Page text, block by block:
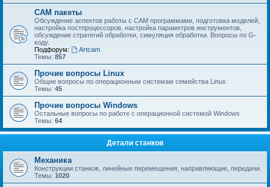
CAM пакеты
Обсуждение аспектов работы с CAМ программами, подготовка моделей,
настройка постпроцессоров, настройка параметров инструментов,
обсуждение стратегий обработки, симуляция обработки. Вопросы по G-
коду.
Подфорум:
Artcam
Темы: 857
Прочие вопросы Linux
Общие вопросы по операционным системам семейства Linux.
Темы: 45
Прочие вопросы Windows
Остальные вопросы по работе с операционной системой Windows
Темы: 64
Детали станков
Механика
Конструкции станков, линейные перемещения, направляющие, передачи.
Темы: 1020